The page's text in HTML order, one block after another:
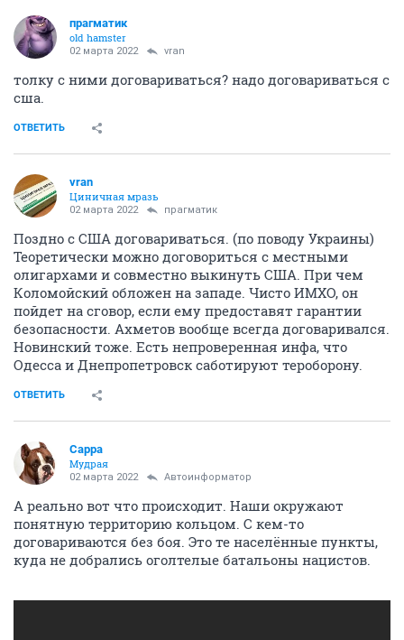
прагматик
old hamster
02 марта 2022 vran
толку с ними договариваться? надо договариваться с
сша.
ОТВЕТИТЬ
vran
Циничная мразь
02 марта 2022 прагматик
Поздно с США договариваться. (по поводу Украины)
Теоретически можно договориться с местными
олигархами и совместно выкинуть США. При чем
Коломойский обложен на западе. Чисто ИМХО, он
пойдет на сговор, если ему предоставят гарантии
безопасности. Ахметов вообще всегда договаривался.
Новинский тоже. Есть непроверенная инфа, что
Одесса и Днепропетровск саботируют тероборону.
ОТВЕТИТЬ
Сарра
Мудрая
02 марта 2022 Автоинформатор
А реально вот что происходит. Наши окружают
понятную территорию кольцом. С кем-то
договариваются без боя. Это те населённые пункты,
куда не добрались оголтелые батальоны нацистов.